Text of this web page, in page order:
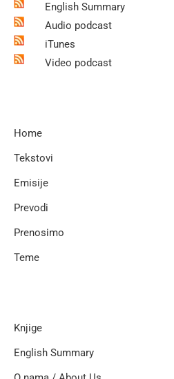
English Summary
Audio podcast
iTunes
Video podcast
Home
Tekstovi
Emisije
Prevodi
Prenosimo
Teme
Knjige
English Summary